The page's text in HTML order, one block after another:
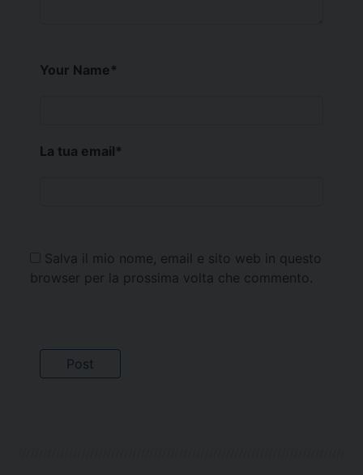
Your Name*
La tua email*
Salva il mio nome, email e sito web in questo
browser per la prossima volta che commento.